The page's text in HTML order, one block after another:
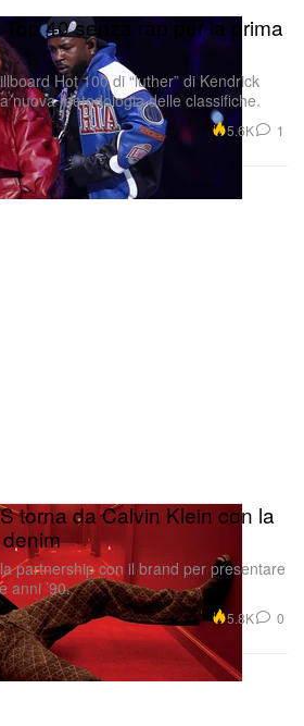
Top 40 senza rap per la prima
Hot 100 di “luther” di Kendrick
nuova metodologia delle classifiche.
5.6K 1
torna da Calvin Klein con la
partnership con il brand per presentare
anni ’90.
5.8K 0